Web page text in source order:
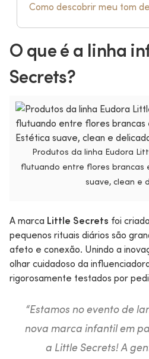
Como descobrir meu tom
O que é a linha
Secrets?
Produtos da linha Eudora
flutuando entre flores brancas
suave, clean e
A marca Little Secrets foi
pequenos rituais diários são
afeto e conexão. Unindo a
olhar cuidadoso da
rigorosamente testados por
“Estamos no evento de
nova marca infantil em
a Little Secrets! A